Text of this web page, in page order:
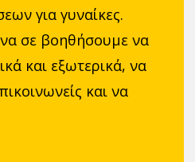
για γυναίκες.
σε βοηθήσουμε να
και εξωτερικά, να
και να